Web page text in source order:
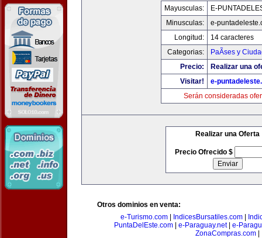
Mayusculas:
E-
Minusculas:
e-
Longitud:
14 caracteres
Categorias:
PaÃ­ses y
Precio:
Realizar una
Visitar!
e-
Serán consideradas
Realizar una Oferta
Precio Ofrecido $
Otros dominios en venta:
e-Turismo.com| IndicesBursatiles.com|
PuntaDelEste.com| e-Paraguay.net| e-
ZonaCompras.com